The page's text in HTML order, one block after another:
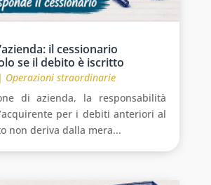
il cessionario
se il debito è iscritto
Operazioni straordinarie
di azienda, la responsabilità
per i debiti anteriori al
non deriva dalla mera...